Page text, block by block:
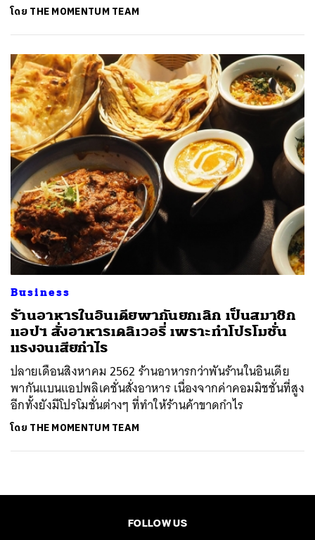
โดย THE MOMENTUM TEAM
Business
ร้านอาหารในอินเดียพากันยกเลิก เป็นสมาชิก
แอปฯ สั่งอาหารเดลิเวอรี่ เพราะทำโปรโมชั่น
แรงจนเสียกำไร
ปลายเดือนสิงหาคม 2562 ร้านอาหารกว่าพันร้านในอินเดีย
พากันแบนแอปพลิเคชั่นสั่งอาหาร เนื่องจากค่าคอมมิชชั่นที่สูง
อีกทั้งยังมีโปรโมชั่นต่างๆ ที่ทำให้ร้านค้าขาดกำไร
โดย THE MOMENTUM TEAM
FOLLOW US